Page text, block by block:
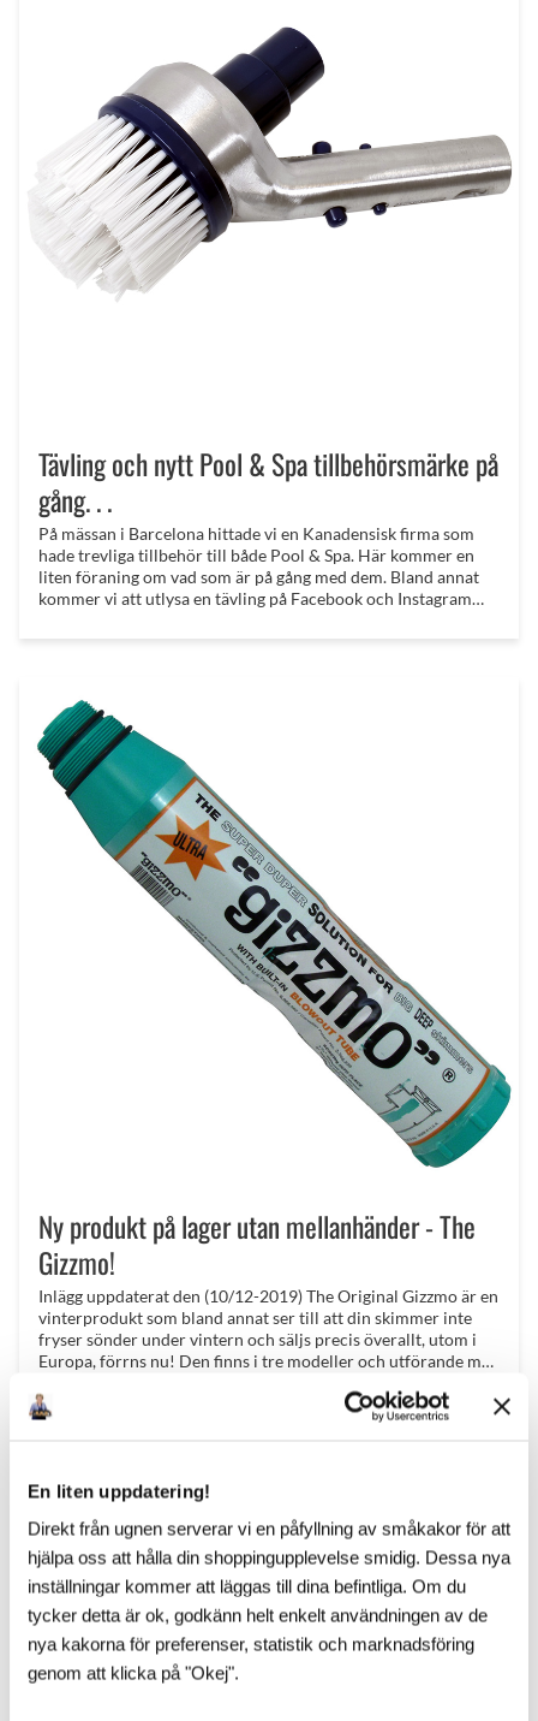
En liten uppdatering!
Direkt från ugnen serverar vi en påfyllning av småkakor för att
hjälpa oss att hålla din shoppingupplevelse smidig. Dessa nya
inställningar kommer att läggas till dina befintliga. Om du
tycker detta är ok, godkänn helt enkelt användningen av de
nya kakorna för preferenser, statistik och marknadsföring
genom att klicka på "Okej".
Tävling och nytt Pool & Spa tillbehörsmärke på
gång. . .
På mässan i Barcelona hittade vi en Kanadensisk firma som
hade trevliga tillbehör till både Pool & Spa. Här kommer en
liten föraning om vad som är på gång med dem. Bland annat
kommer vi att utlysa en tävling på Facebook och Instagram
Ny produkt på lager utan mellanhänder - The
Gizzmo!
Inlägg uppdaterat den (10/12-2019) The Original Gizzmo är en
vinterprodukt som bland annat ser till att din skimmer inte
fryser sönder under vintern och säljs precis överallt, utom i
Europa, förrns nu! Den finns i tre modeller och utförande med
och The Ultra Gizzmo!
1–5 av5
Kategorier
Pooler (84) Poolmiljö (26) Poolkemikalier (37)
Spakemikalier (16)
Poolprodukter (73)